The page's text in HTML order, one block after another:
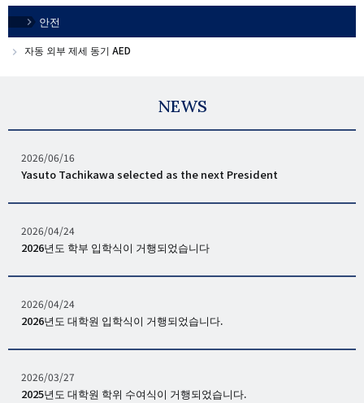
語） 안전
자동 외부 제세 동기 AED
NEWS
발
행
2026/06/16
Yasuto Tachikawa selected as the next President
발
행
2026/04/24
2026년도 학부 입학식이 거행되었습니다
발
행
2026/04/24
2026년도 대학원 입학식이 거행되었습니다.
발
행
2026/03/27
2025년도 대학원 학위 수여식이 거행되었습니다.